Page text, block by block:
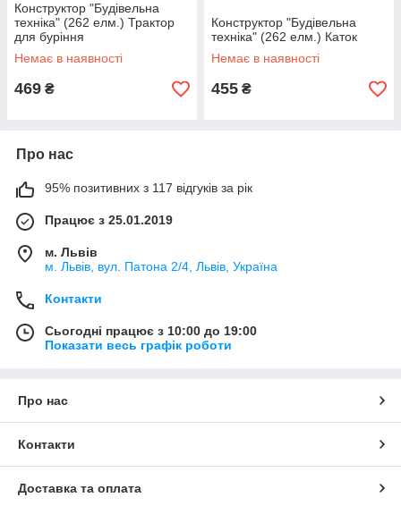
Конструктор "Будівельна
техніка" (262 елм.) Трактор
для буріння
Немає в наявності
469 ₴
Конструктор "Будівельна
техніка" (262 елм.) Каток
Немає в наявності
455 ₴
Про нас
95% позитивних з 117 відгуків за рік
Працює з 25.01.2019
м. Львів
м. Львів, вул. Патона 2/4, Львів, Україна
Контакти
Сьогодні працює з 10:00 до 19:00
Показати весь графік роботи
Про нас
Контакти
Доставка та оплата